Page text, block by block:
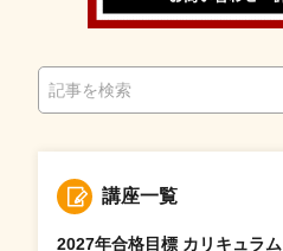
検
索
講座一覧
2027年合格目標 カリキュラム